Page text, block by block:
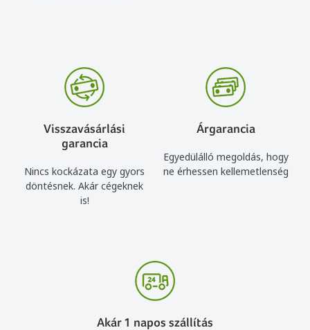
Visszavásárlási
garancia
Nincs kockázata egy gyors
döntésnek. Akár cégeknek
is!
Árgarancia
Egyedülálló megoldás, hogy
ne érhessen kellemetlenség
Akár 1 napos szállítás